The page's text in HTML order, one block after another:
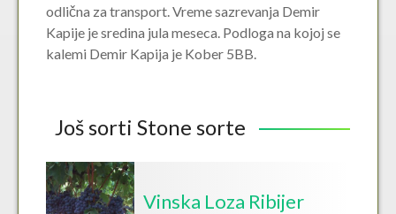
odlična za transport. Vreme sazrevanja Demir
Kapije je sredina jula meseca. Podloga na kojoj se
kalemi Demir Kapija je Kober 5BB.
Još sorti Stone sorte
Vinska Loza Ribijer